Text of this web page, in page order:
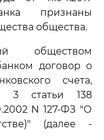
признаны
общества.
обществом
договор о
счета,
3 статьи 138
N 127-ФЗ "О
(далее -